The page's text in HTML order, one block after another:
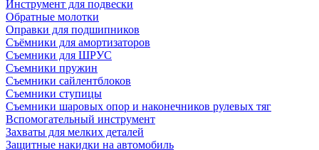
Инструмент для подвески
Обратные молотки
Оправки для подшипников
Съёмники для амортизаторов
Съемники для ШРУС
Съемники пружин
Съемники сайлентблоков
Съемники ступицы
Съемники шаровых опор и наконечников рулевых тяг
Вспомогательный инструмент
Захваты для мелких деталей
Защитные накидки на автомобиль